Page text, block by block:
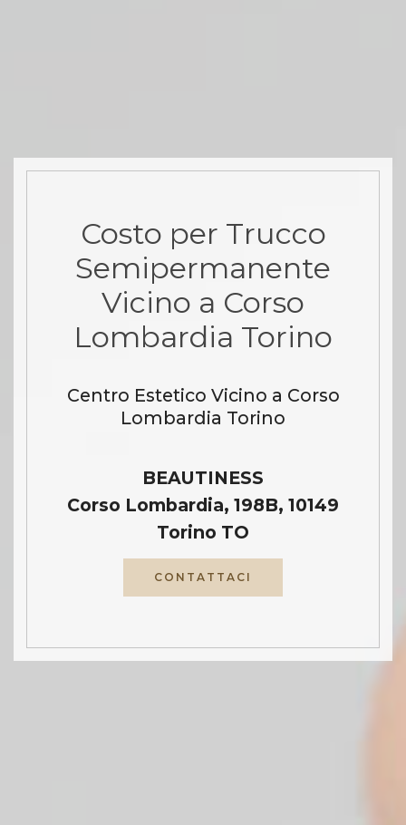
Costo per Trucco
Semipermanente
Vicino a Corso
Lombardia Torino
Centro Estetico Vicino a Corso
Lombardia Torino
BEAUTINESS
Corso Lombardia, 198B, 10149
Torino TO
CONTATTACI